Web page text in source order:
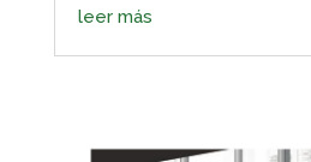
leer más